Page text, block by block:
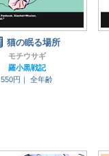
猫の眠る場所
モチウサギ
羅小黒戦記
550円｜
全年齢